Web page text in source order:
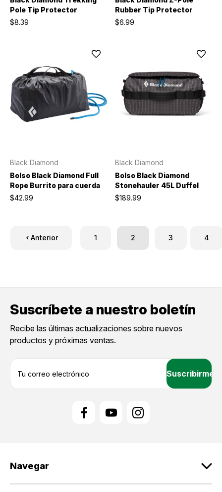
Pole Tip Protector
$8.39
Rubber Tip Protector
$6.99
Black Diamond
Bolso Black Diamond Full
Rope Burrito para cuerda
$42.99
Black Diamond
Bolso Black Diamond
Stonehauler 45L Duffel
$189.99
Anterior 1 2 3 4
Suscríbete a nuestro boletín
Recibe las últimas actualizaciones sobre nuevos
productos y próximas ventas.
e
Navegar